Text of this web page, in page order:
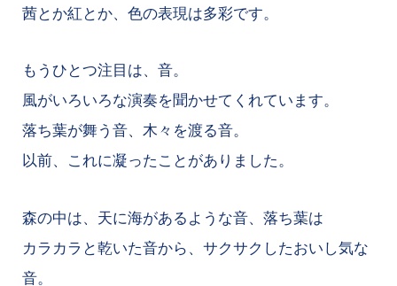
茜とか紅とか、色の表現は多彩です。
もうひとつ注目は、音。
風がいろいろな演奏を聞かせてくれています。
落ち葉が舞う音、木々を渡る音。
以前、これに凝ったことがありました。
森の中は、天に海があるような音、落ち葉は
カラカラと乾いた音から、サクサクしたおいし気な
音。